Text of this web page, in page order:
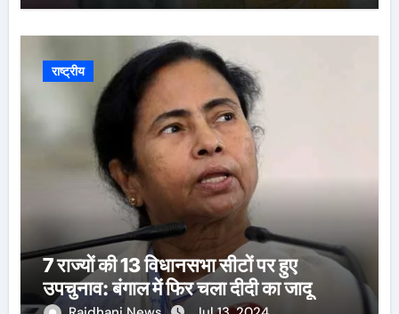
राष्ट्रीय
7 राज्यों की 13 विधानसभा सीटों पर हुए
उपचुनाव: बंगाल में फिर चला दीदी का जादू